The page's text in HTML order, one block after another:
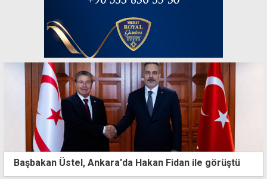
Başbakan Üstel, Ankara'da Hakan Fidan ile görüştü